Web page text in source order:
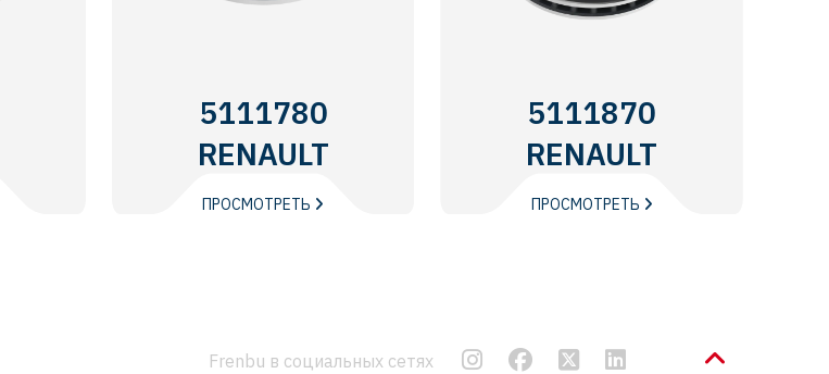
5111780
RENAULT
TRUCKS
ПРОСМОТРЕТЬ
5111870
RENAULT
TRUCKS
ПРОСМОТРЕТЬ
Frenbu в социальных сетях